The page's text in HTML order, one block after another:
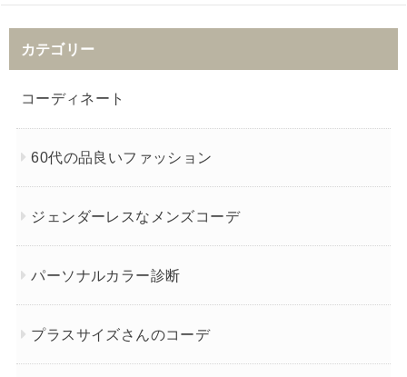
カテゴリー
コーディネート
60代の品良いファッション
ジェンダーレスなメンズコーデ
パーソナルカラー診断
プラスサイズさんのコーデ